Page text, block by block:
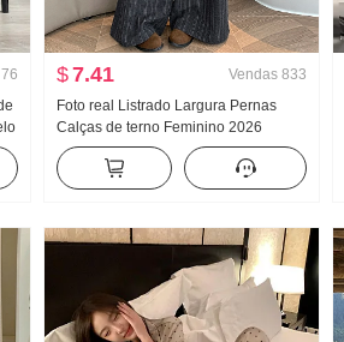
76
$7.41 Vendas 833
Foto real Listrado Largura Pernas
Calças de terno Feminino 2026
Primavera e outono Cintura alta Efeito
emagrecedor Versátil Fluida Sentido
Arrastar no chão Reto Calça casual